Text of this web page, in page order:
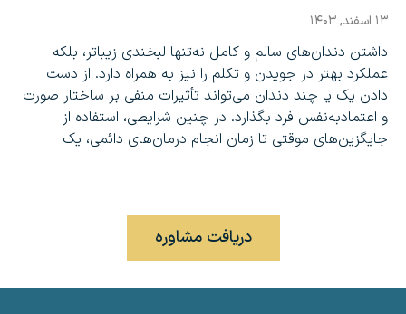
۱۳ اسفند, ۱۴۰۳
داشتن دندان‌های سالم و کامل نه‌تنها لبخندی زیباتر، بلکه
عملکرد بهتر در جویدن و تکلم را نیز به همراه دارد. از دست
دادن یک یا چند دندان می‌تواند تأثیرات منفی بر ساختار صورت
و اعتمادبه‌نفس فرد بگذارد. در چنین شرایطی، استفاده از
جایگزین‌های موقتی تا زمان انجام درمان‌های دائمی، یک
دریافت مشاوره